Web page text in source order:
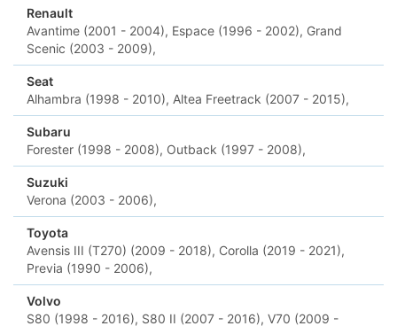
Renault
Avantime (2001 - 2004), Espace (1996 - 2002), Grand
Scenic (2003 - 2009),
Seat
Alhambra (1998 - 2010), Altea Freetrack (2007 - 2015),
Subaru
Forester (1998 - 2008), Outback (1997 - 2008),
Suzuki
Verona (2003 - 2006),
Toyota
Avensis III (T270) (2009 - 2018), Corolla (2019 - 2021),
Previa (1990 - 2006),
Volvo
S80 (1998 - 2016), S80 II (2007 - 2016), V70 (2009 -